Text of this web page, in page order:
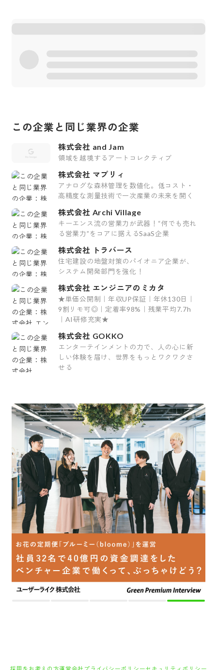
この企業と同じ業界の企業
株式会社 and Jam
領域を越境するアートコレクティブ
株式会社 マプリィ
アナログな森林管理を数値化。低コスト・
高精度な測量技術で一次産業の未来を開く
株式会社 Archi Village
キーエンス流の営業力が武器！“何でも売れ
る営業力”をコアに据えるSaaS企業
株式会社 トラバース
住宅建設の地盤対策のパイオニア企業が、
システム開発部門を強化！
株式会社 エンジニアのミカタ
★単価公開制｜年収UP保証｜年休130日｜
9割リモ可◎｜定着率98%｜残業平均7.7h
｜AI研修充実★
株式会社 GOKKO
エンターテインメントの力で、人の心に新
しい体験を届け、世界をもっとワクワクさ
せる